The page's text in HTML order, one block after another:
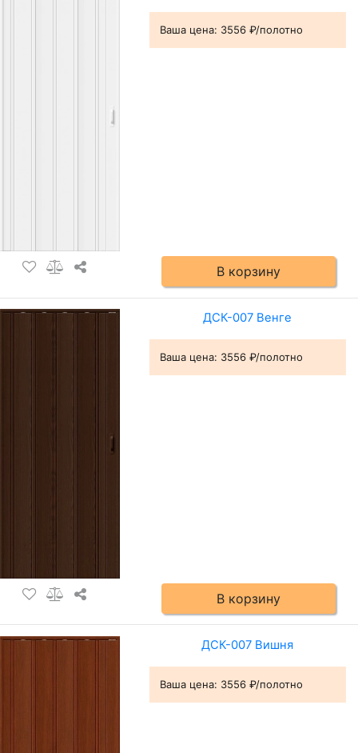
Ваша цена: 3556 ₽/полотно
В корзину
ДСК-007 Венге
Ваша цена: 3556 ₽/полотно
В корзину
ДСК-007 Вишня
Ваша цена: 3556 ₽/полотно